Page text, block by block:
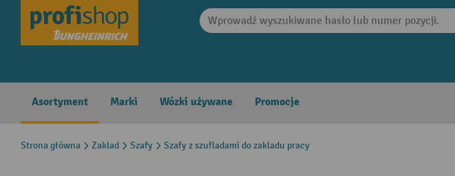
Skip to main navigation
Asortyment Marki Wózki używane Promocje
Strona główna Zaklad Szafy Szafy z szufladami do zakladu pracy